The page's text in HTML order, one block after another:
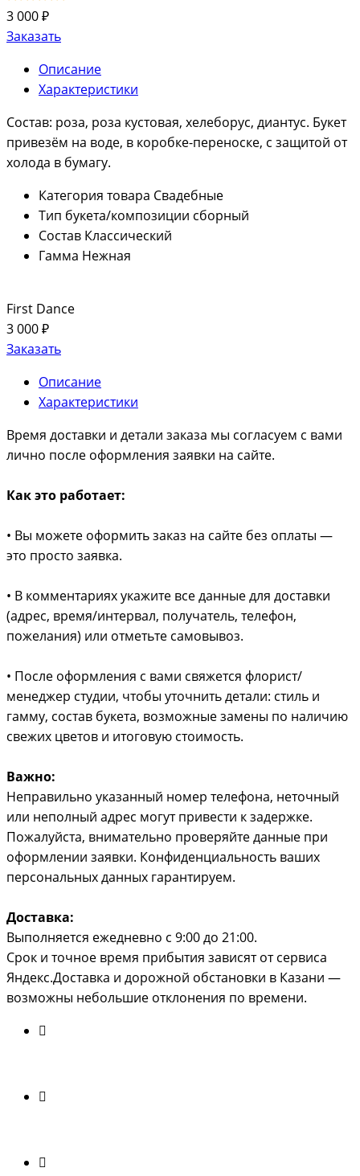
3 000 ₽
Заказать
Описание
Характеристики
Состав: роза, роза кустовая, хелеборус, диантус. Букет
привезём на воде, в коробке-переноске, с защитой от
холода в бумагу.
Категория товара Свадебные
Тип букета/композиции сборный
Состав Классический
Гамма Нежная
First Dance
3 000 ₽
Заказать
Описание
Характеристики
Время доставки и детали заказа мы согласуем с вами
лично после оформления заявки на сайте.
Как это работает:
• Вы можете оформить заказ на сайте без оплаты —
это просто заявка.
• В комментариях укажите все данные для доставки
(адрес, время/интервал, получатель, телефон,
пожелания) или отметьте самовывоз.
• После оформления с вами свяжется флорист/
менеджер студии, чтобы уточнить детали: стиль и
гамму, состав букета, возможные замены по наличию
свежих цветов и итоговую стоимость.
Важно:
Неправильно указанный номер телефона, неточный
или неполный адрес могут привести к задержке.
Пожалуйста, внимательно проверяйте данные при
оформлении заявки. Конфиденциальность ваших
персональных данных гарантируем.
Доставка:
Выполняется ежедневно с 9:00 до 21:00.
Срок и точное время прибытия зависят от сервиса
Яндекс.Доставка и дорожной обстановки в Казани —
возможны небольшие отклонения по времени.